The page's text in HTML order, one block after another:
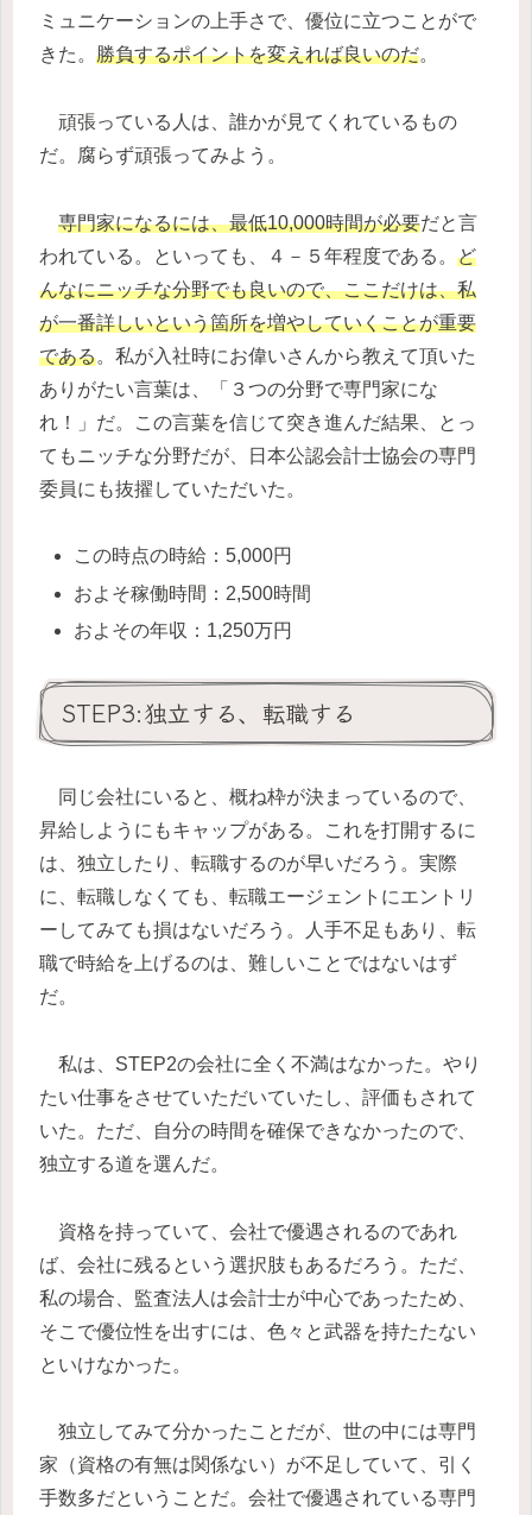
ミュニケーションの上手さで、優位に立つことがで
きた。 勝負するポイントを変えれば良いのだ。
頑張っている人は、誰かが見てくれているもの
だ。腐らず頑張ってみよう。
専門家になるには、最低10,000時間が必要だと言
われている。といっても、４－５年程度である。 ど
んなにニッチな分野でも良いので、ここだけは、私
が一番詳しいという箇所を増やしていくことが重要
である。私が入社時にお偉いさんから教えて頂いた
ありがたい言葉は、「３つの分野で専門家にな
れ！」だ。この言葉を信じて突き進んだ結果、とっ
てもニッチな分野だが、日本公認会計士協会の専門
委員にも抜擢していただいた。
この時点の時給：5,000円
およそ稼働時間：2,500時間
およその年収：1,250万円
STEP3:独立する、転職する
同じ会社にいると、概ね枠が決まっているので、
昇給しようにもキャップがある。これを打開するに
は、独立したり、転職するのが早いだろう。実際
に、転職しなくても、転職エージェントにエントリ
ーしてみても損はないだろう。人手不足もあり、転
職で時給を上げるのは、難しいことではないはず
だ。
私は、STEP2の会社に全く不満はなかった。やり
たい仕事をさせていただいていたし、評価もされて
いた。ただ、自分の時間を確保できなかったので、
独立する道を選んだ。
資格を持っていて、会社で優遇されるのであれ
ば、会社に残るという選択肢もあるだろう。ただ、
私の場合、監査法人は会計士が中心であったため、
そこで優位性を出すには、色々と武器を持たたない
といけなかった。
独立してみて分かったことだが、世の中には専門
家（資格の有無は関係ない）が不足していて、引く
手数多だということだ。会社で優遇されている専門